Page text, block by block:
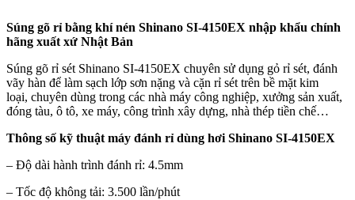
Súng gõ rỉ bằng khí nén Shinano SI-4150EX nhập khẩu chính
hãng xuất xứ Nhật Bản
Súng gõ rỉ sét Shinano SI-4150EX chuyên sử dụng gỏ rỉ sét, đánh
vãy hàn để làm sạch lớp sơn nặng và cặn rỉ sét trên bề mặt kim
loại, chuyên dùng trong các nhà máy công nghiệp, xưởng sản xuất,
đóng tàu, ô tô, xe máy, công trình xây dựng, nhà thép tiền chế…
Thông số kỹ thuật máy đánh rỉ dùng hơi Shinano SI-4150EX
– Độ dài hành trình đánh rỉ: 4.5mm
– Tốc độ không tải: 3.500 lần/phút